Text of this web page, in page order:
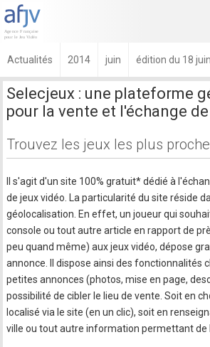
Actualités 2014 juin édition du 18
Selecjeux : une plateforme
pour la vente et l'échange
Trouvez les jeux les plus
Il s'agit d'un site 100% gratuit* dédié à
de jeux vidéo. La particularité du site réside
géolocalisation. En effet, un joueur qui
console ou tout autre article en rapport de
peu quand même) aux jeux vidéo, dépose
annonce. Il dispose ainsi des fonctionnalités
petites annonces (photos, mise en page,
possibilité de cibler le lieu de vente. Soit en
localisé via le site (en un clic), soit en
ville ou tout autre information permettant de